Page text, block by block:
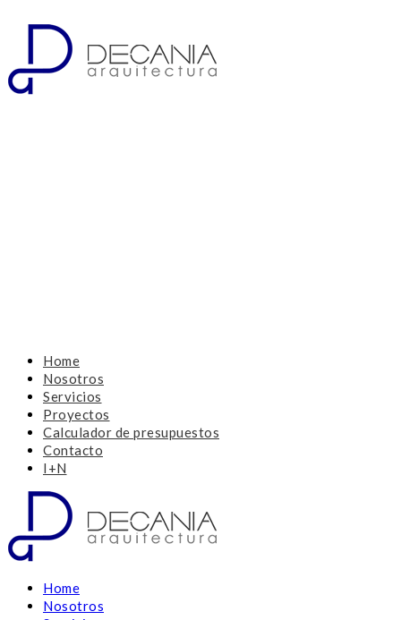
Home
Nosotros
Servicios
Proyectos
Calculador de presupuestos
Contacto
I+N
Home
Nosotros